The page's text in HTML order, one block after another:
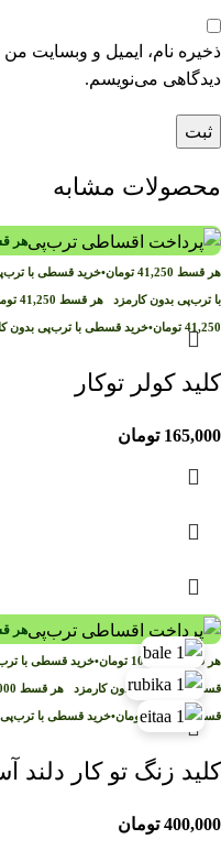
ذخیره نام، ایمیل و وبسایت
دیدگاهی می‌نویسم.
محصولات مشابه
هر
هر قسط 41,250 تومان•خرید قسطی با
با ترب‌پی بدون کارمزد هر قسط 41,250
41,250 تومان•خرید قسطی با ترب‌پی بدون
کلید کولر توکار
165,000 تومان
هر
هر قسط 100,000 تومان•خرید قسطی با
قسطی با ترب‌پی بدون کارمزد هر قسط
قسط100,000 تومان•خرید قسطی با ترب‌پی
کلید زنگ تو کار دلند
400,000 تومان